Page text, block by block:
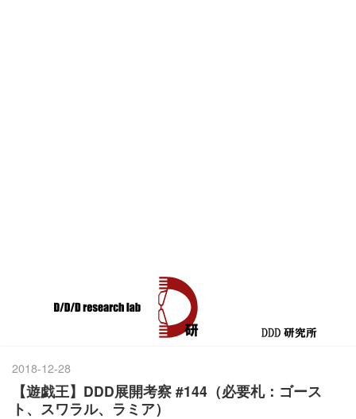
2018-12-28
【遊戯王】DDD展開考察 #144（必要札：ゴース
ト、スワラル、ラミア）